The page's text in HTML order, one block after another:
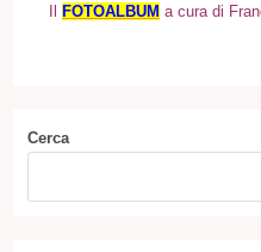
FOTOALBUM a cura di
Cerca